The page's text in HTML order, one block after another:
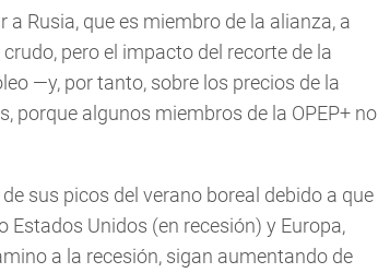
a Rusia, que es miembro de la alianza, a
pero el impacto del recorte de la
—y, por tanto, sobre los precios de la
algunos miembros de la OPEP+ no
sus picos del verano boreal debido a que
Unidos (en recesión) y Europa,
a la recesión, sigan aumentando de